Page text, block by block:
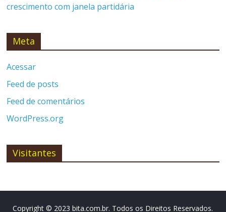
crescimento com janela partidária
Meta
Acessar
Feed de posts
Feed de comentários
WordPress.org
Visitantes
Copyright © 2023 bita.com.br. Todos os Direitos Reservados.